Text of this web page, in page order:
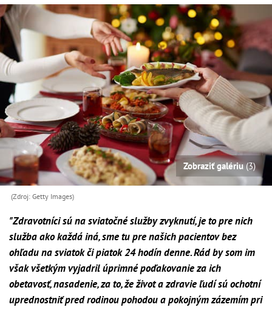
Zobraziť galériu(3)
(Zdroj: Getty Images)
"Zdravotníci sú na sviatočné služby zvyknutí, je to pre nich
služba ako každá iná, sme tu pre našich pacientov bez
ohľadu na sviatok či piatok 24 hodín denne. Rád by som im
však všetkým vyjadril úprimné poďakovanie za ich
obetavosť, nasadenie, za to, že život a zdravie ľudí sú ochotní
uprednostniť pred rodinou pohodou a pokojným zázemím pri